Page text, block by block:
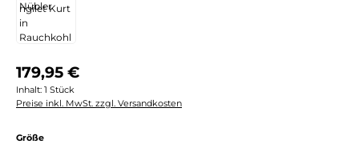
Regulärer Preis:
179,95 €
Inhalt: 1 Stück
Preise inkl. MwSt. zzgl. Versandkosten
Größeauswählen